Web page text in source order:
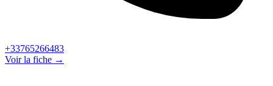
+33765266483
Voir la fiche →